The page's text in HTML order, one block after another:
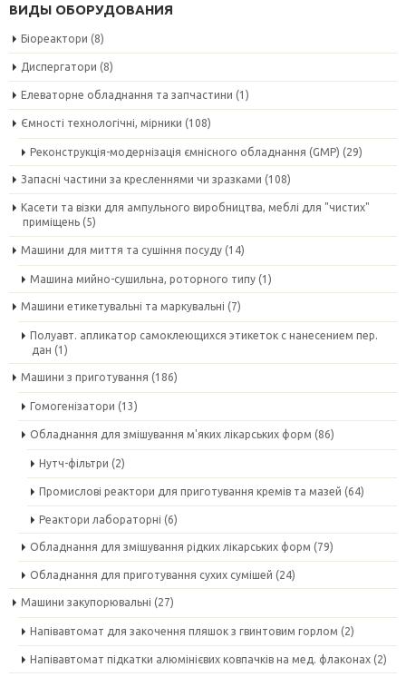
ВИДЫ ОБОРУДОВАНИЯ
Біореактори (8)
Диспергатори (8)
Елеваторне обладнання та запчастини (1)
Ємності технологічні, мірники (108)
Реконструкція-модернізація ємнісного обладнання (GMP) (29)
Запасні частини за кресленнями чи зразками (108)
Касети та візки для ампульного виробництва, меблі для "чистих"
приміщень (5)
Машини для миття та сушіння посуду (14)
Машина мийно-сушильна, роторного типу (1)
Машини етикетувальні та маркувальні (7)
Полуавт. апликатор самоклеющихся этикеток с нанесением пер.
дан (1)
Машини з приготування (186)
Гомогенізатори (13)
Обладнання для змішування м'яких лікарських форм (86)
Нутч-фільтри (2)
Промислові реактори для приготування кремів та мазей (64)
Реактори лабораторні (6)
Обладнання для змішування рідких лікарських форм (79)
Обладнання для приготування сухих сумішей (24)
Машини закупорювальні (27)
Напівавтомат для закочення пляшок з гвинтовим горлом (2)
Напівавтомат підкатки алюмінієвих ковпачків на мед. флаконах (2)